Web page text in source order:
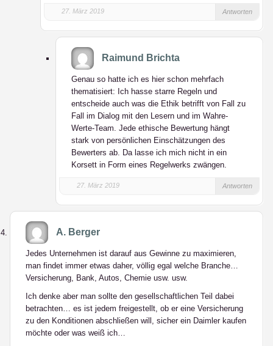
27. März 2019 Antworten
Raimund Brichta
Genau so hatte ich es hier schon mehrfach
thematisiert: Ich hasse starre Regeln und
entscheide auch was die Ethik betrifft von Fall zu
Fall im Dialog mit den Lesern und im Wahre-
Werte-Team. Jede ethische Bewertung hängt
stark von persönlichen Einschätzungen des
Bewerters ab. Da lasse ich mich nicht in ein
Korsett in Form eines Regelwerks zwängen.
27. März 2019 Antworten
A. Berger
Jedes Unternehmen ist darauf aus Gewinne zu maximieren,
man findet immer etwas daher, völlig egal welche Branche…
Versicherung, Bank, Autos, Chemie usw. usw.
Ich denke aber man sollte den gesellschaftlichen Teil dabei
betrachten… es ist jedem freigestellt, ob er eine Versicherung
zu den Konditionen abschließen will, sicher ein Daimler kaufen
möchte oder was weiß ich…